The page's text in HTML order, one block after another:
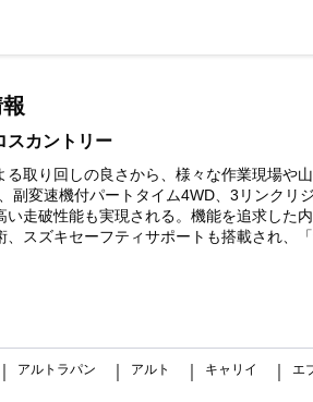
スカントリー
取り回しの良さから、様々な作業現場
副変速機付パートタイム4WD、3リンク
い走破性能も実現される。機能を追求し
スズキセーフティサポートも搭載され、
アルトラパン アルト キャリイ エ